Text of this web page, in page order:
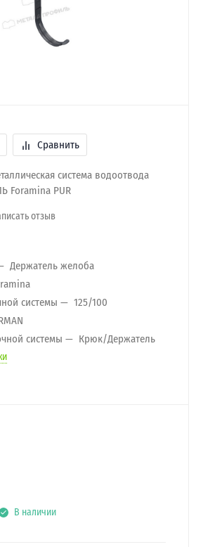
Сравнить
система водоотвода
Foramina PUR
отзыв
Держатель желоба
системы
125/100
системы
Крюк/Держатель
В наличии